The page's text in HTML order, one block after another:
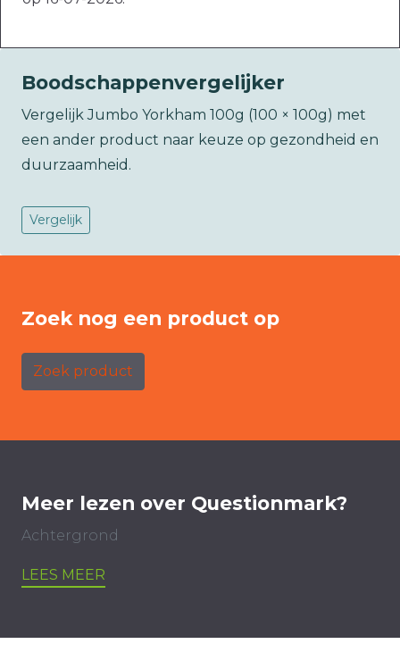
Boodschappenvergelijker
Vergelijk Jumbo Yorkham 100g (100 × 100g) met
een ander product naar keuze op gezondheid en
duurzaamheid.
Vergelijk
Zoek nog een product op
Zoek product
Meer lezen over Questionmark?
Achtergrond
LEES MEER